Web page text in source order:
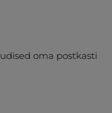
oma postkasti